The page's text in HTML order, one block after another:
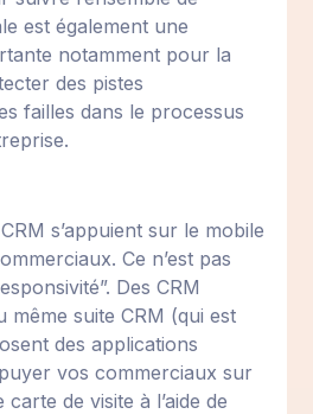
est également une
notamment pour la
des pistes
failles dans le processus
s’appuient sur le mobile
Ce n’est pas
Des CRM
même suite CRM (qui est
des applications
vos commerciaux sur
de visite à l’aide de